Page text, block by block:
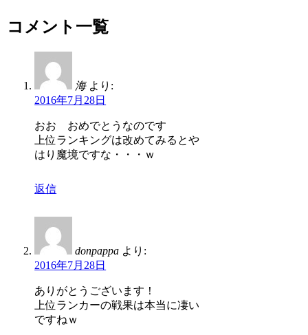
コメント一覧
海 より:
2016年7月28日
おお おめでとうなのです
上位ランキングは改めてみるとや
はり魔境ですな・・・ｗ
返信
donpappa より:
2016年7月28日
ありがとうございます！
上位ランカーの戦果は本当に凄い
ですねｗ